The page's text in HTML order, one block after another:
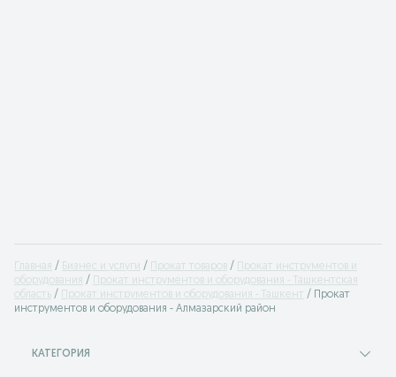
Главная Бизнес и услуги Прокат товаров
Прокат инструментов и
оборудования
Прокат инструментов и оборудования - Ташкентская
область
Прокат инструментов и оборудования - Ташкент
Прокат
инструментов и оборудования - Алмазарский район
КАТЕГОРИЯ